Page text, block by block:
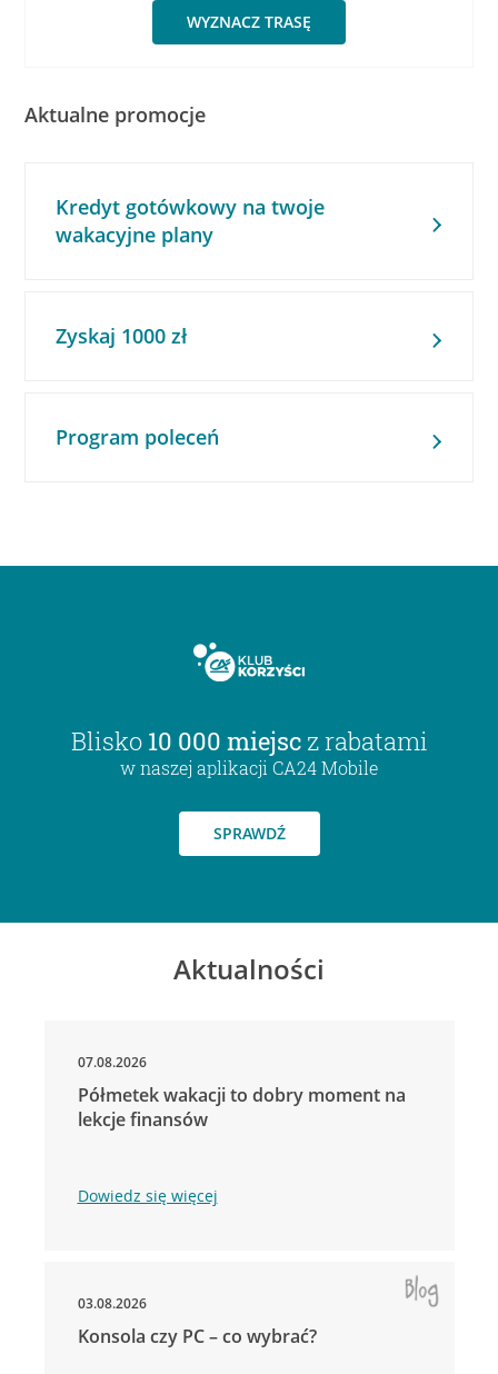
WYZNACZ TRASĘ
Aktualne promocje
Kredyt gotówkowy na twoje
wakacyjne plany
Zyskaj 1000 zł
Program poleceń
Blisko 10 000 miejsc z rabatami
w naszej aplikacji CA24 Mobile
SPRAWDŹ
Aktualności
07.08.2026
Półmetek wakacji to dobry moment na
lekcje finansów
Dowiedz się więcej
03.08.2026
Konsola czy PC – co wybrać?